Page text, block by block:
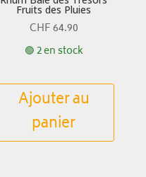
Fruits des Pluies
CHF64.90
🟢 2 en stock
Ajouter au
panier